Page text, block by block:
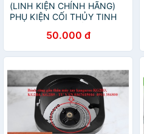
(LINH KIỆN CHÍNH HÃNG)
PHỤ KIỆN CỐI THỦY TINH
KANGAROO KG302 KG304
KG305
50.000 đ